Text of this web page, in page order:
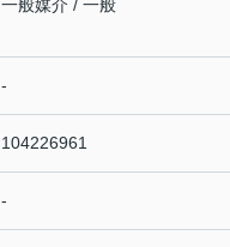
一般媒介 / 一般
-
104226961
-